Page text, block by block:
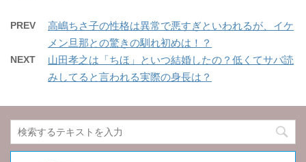
PREV
高嶋ちさ子の性格は異常で悪すぎといわれるが、イケ
メン旦那との驚きの馴れ初めは！？
NEXT
山田孝之は「ちほ」といつ結婚したの？低くてサバ読
みしてると言われる実際の身長は？